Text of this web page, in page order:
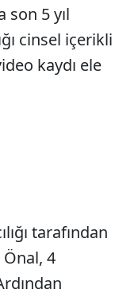
son 5 yıl
cinsel içerikli
kaydı ele
tarafından
4